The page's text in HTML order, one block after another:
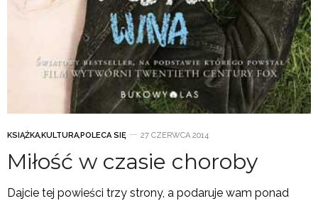
KSIĄŻKA,KULTURA,POLECA SIĘ 27 CZERWCA 2014
Miłość w czasie choroby
Dajcie tej powieści trzy strony, a podaruje wam ponad